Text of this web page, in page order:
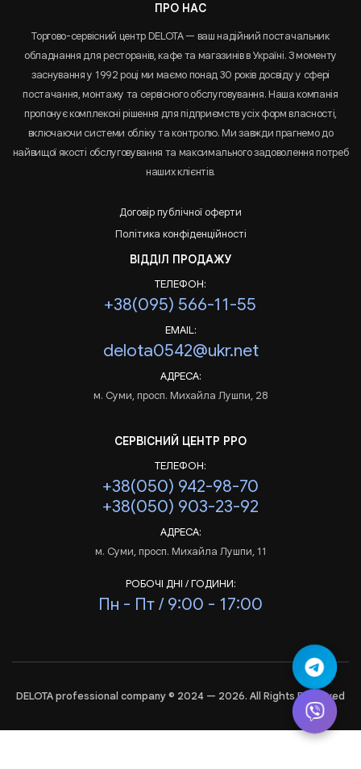
ПРО НАС
Торгово-сервісний центр DELOTA — ваш надійний постачальник
обладнання для ресторанів, кафе та магазинів в Україні. З моменту
заснування у 1992 році ми маємо понад 30 років досвіду у сфері
постачання, монтажу та сервісного обслуговування. Наша компанія
пропонує комплексні рішення для підприємств усіх форм власності,
включаючи системи обліку та контролю. Ми завжди прагнемо до
найвищої якості обслуговування та максимального задоволення потреб
наших клієнтів.
Договір публічної оферти
Політика конфіденційності
ВІДДІЛ ПРОДАЖУ
ТЕЛЕФОН:
+38(095) 566-11-55
EMAIL:
delota0542@ukr.net
АДРЕСА:
м. Суми, просп. Михайла Лушпи, 28
СЕРВІСНИЙ ЦЕНТР РРО
ТЕЛЕФОН:
+38(050) 942-98-70
+38(050) 903-23-92
АДРЕСА:
м. Суми, просп. Михайла Лушпи, 11
РОБОЧІ ДНІ / ГОДИНИ:
Пн - Пт / 9:00 - 17:00
DELOTA professional company © 2024 — 2026. All Rights Reserved